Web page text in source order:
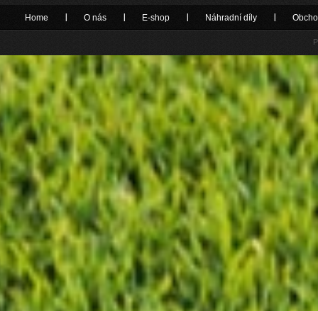
Home O nás E-shop Náhradní díly